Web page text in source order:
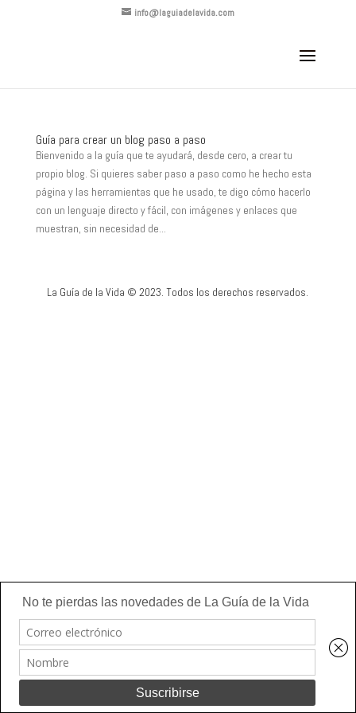
info@laguiadelavida.com
Guía para crear un blog paso a paso
Bienvenido a la guía que te ayudará, desde cero, a crear tu
propio blog. Si quieres saber paso a paso como he hecho esta
página y las herramientas que he usado, te digo cómo hacerlo
con un lenguaje directo y fácil, con imágenes y enlaces que
muestran, sin necesidad de...
La Guía de la Vida © 2023. Todos los derechos reservados.